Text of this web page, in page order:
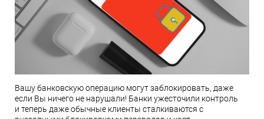
Вашу банковскую операцию могут заблокировать, даже
если Вы ничего не нарушали! Банки ужесточили контроль
и теперь даже обычные клиенты сталкиваются с